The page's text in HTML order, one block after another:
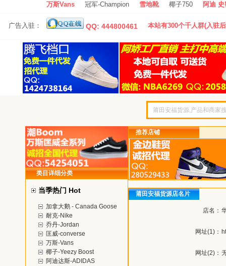
万斯Vans 冠军-Champion 雪地靴 椰子750 阿迪
广告入驻： QQ: 444800461 本站有300个千人群(入驻
类目详细分类
当季热门 Hot
加拿大鹅 - Canada Goose
耐克-Nike
乔丹-Jordan
匡威-converse
万斯-Vans
椰子-Yeezy Boost
阿迪达斯-ADIDAS
推荐店铺
莆田安福货源店名片
店名：
网址(1)：
网址(2)：